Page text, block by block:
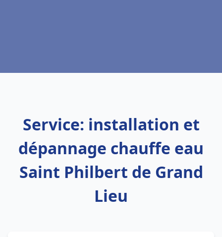
Service: installation et
dépannage chauffe eau
Saint Philbert de Grand
Lieu